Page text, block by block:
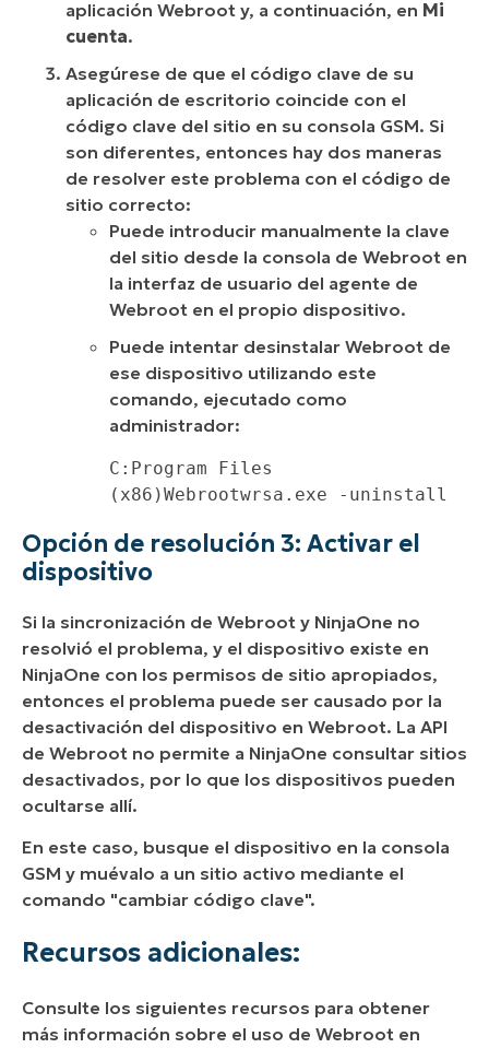
aplicación Webroot y, a continuación, en Mi
cuenta.
Asegúrese de que el código clave de su
aplicación de escritorio coincide con el
código clave del sitio en su consola GSM. Si
son diferentes, entonces hay dos maneras
de resolver este problema con el código de
sitio correcto:
Puede introducir manualmente la clave
del sitio desde la consola de Webroot en
la interfaz de usuario del agente de
Webroot en el propio dispositivo.
Puede intentar desinstalar Webroot de
ese dispositivo utilizando este
comando, ejecutado como
administrador:
C:Program Files
(x86)Webrootwrsa.exe -uninstall
Opción de resolución 3: Activar el
dispositivo
Si la sincronización de Webroot y NinjaOne no
resolvió el problema, y el dispositivo existe en
NinjaOne con los permisos de sitio apropiados,
entonces el problema puede ser causado por la
desactivación del dispositivo en Webroot. La API
de Webroot no permite a NinjaOne consultar sitios
desactivados, por lo que los dispositivos pueden
ocultarse allí.
En este caso, busque el dispositivo en la consola
GSM y muévalo a un sitio activo mediante el
comando "cambiar código clave".
Recursos adicionales:
Consulte los siguientes recursos para obtener
más información sobre el uso de Webroot en